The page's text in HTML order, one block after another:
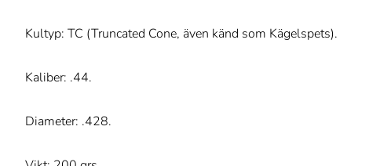
Kultyp: TC (Truncated Cone, även känd som Kägelspets).
Kaliber: .44.
Diameter: .428.